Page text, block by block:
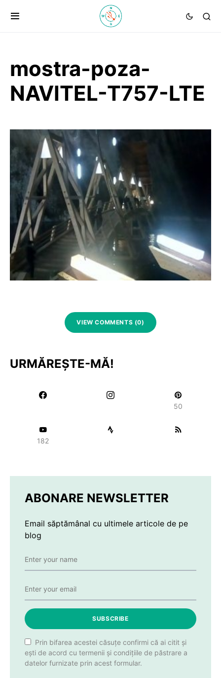
mostra-poza-
NAVITEL-T757-LTE
VIEW COMMENTS (0)
URMĂREȘTE-MĂ!
50
182
ABONARE NEWSLETTER
Email săptămânal cu ultimele articole de pe
blog
SUBSCRIBE
Prin bifarea acestei căsuțe confirmi că ai citit și
ești de acord cu termenii și condițiile de păstrare a
datelor furnizate prin acest formular.